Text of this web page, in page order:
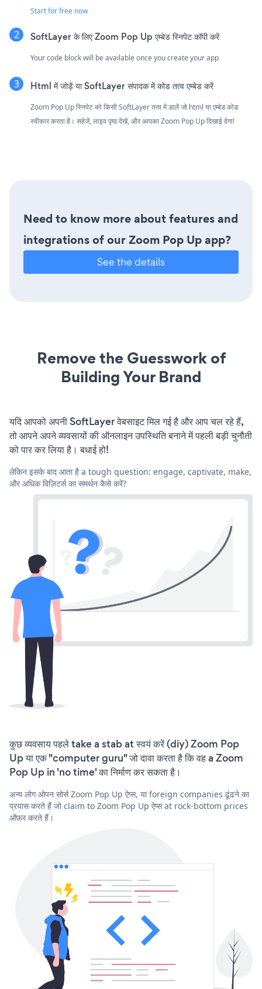
Start for free now
SoftLayer के लिए Zoom Pop Up एम्बेड स्निपेट कॉपी करें
Your code block will be available once you create your app
Html में जोड़ें या SoftLayer संपादक में कोड तत्व एम्बेड करें
Zoom Pop Up स्निपेट को किसी SoftLayer तत्व में डालें जो html या एम्बेड कोड
स्वीकार करता है। सहेजें, लाइव पृष्ठ देखें, और आपका Zoom Pop Up दिखाई देगा!
Need to know more about features and
integrations of our Zoom Pop Up app?
See the details
Remove the Guesswork of
Building Your Brand
यदि आपको अपनी SoftLayer वेबसाइट मिल गई है और आप चल रहे हैं,
तो आपने अपने व्यवसायों की ऑनलाइन उपस्थिति बनाने में पहली बड़ी चुनौती
को पार कर लिया है। बधाई हो!
लेकिन इसके बाद आता है a tough question: engage, captivate, make,
और अधिक विज़िटर्स का समर्थन कैसे करें?
कुछ व्यवसाय पहले take a stab at स्वयं करें (diy) Zoom Pop
Up या एक "computer guru" जो दावा करता है कि वह a Zoom
Pop Up in 'no time' का निर्माण कर सकता है।
अन्य लोग ओपन सोर्स Zoom Pop Up ऐप्स, या foreign companies ढूंढने का
प्रयास करते हैं जो claim to Zoom Pop Up ऐप्स at rock-bottom prices
ऑफ़र करते हैं।